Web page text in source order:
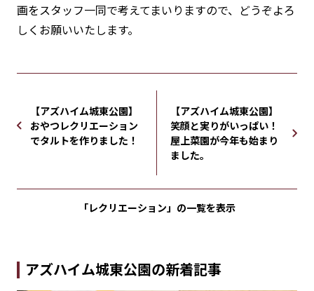
画をスタッフ一同で考えてまいりますので、どうぞよろ
しくお願いいたします。
【アズハイム城東公園】
おやつレクリエーション
でタルトを作りました！
【アズハイム城東公園】
笑顔と実りがいっぱい！
屋上菜園が今年も始まり
ました。
「レクリエーション」の一覧を表示
アズハイム城東公園の新着記事